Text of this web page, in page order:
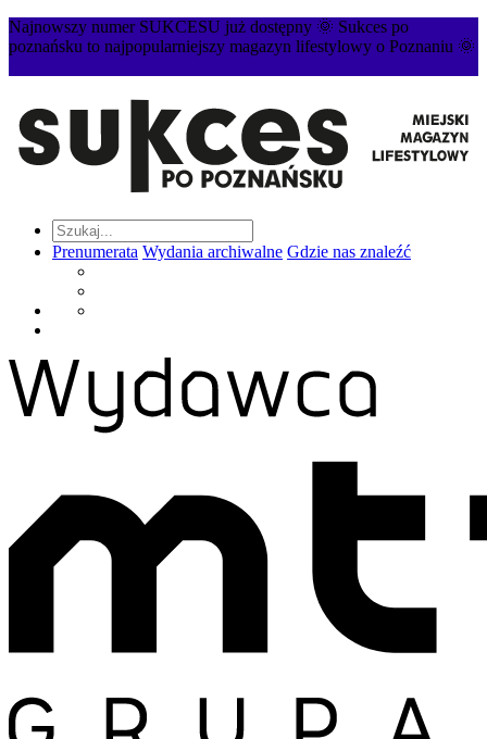
Najnowszy numer SUKCESU już dostępny 🌞 Sukces po
poznańsku to najpopularniejszy magazyn lifestylowy o Poznaniu 🌞
Prenumerata Wydania archiwalne Gdzie nas znaleźć